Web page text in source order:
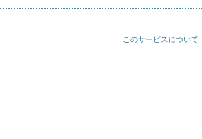
このサービスについて